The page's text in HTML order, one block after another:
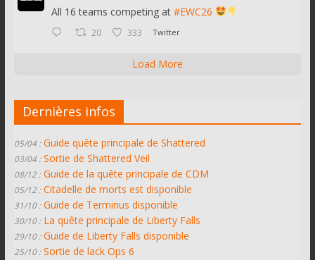
All 16 teams competing at #EWC26
20 333 Twitter
Load More
Dernières infos
05/04 : Guide quête principale de Shattered
03/04 : Sortie de Shattered Veil
08/12 : Guide de la quête principale de CDM
05/12 : Citadelle de morts est disponible
31/10 : Guide de Terminus disponible
30/10 : La quête principale de Liberty Falls
29/10 : Guide de Liberty Falls disponible
25/10 : Sortie de lack Ops 6